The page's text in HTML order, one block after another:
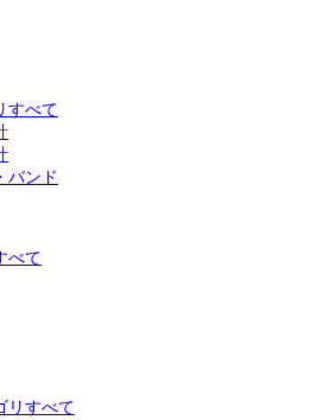
すべて
バンド
べて
リすべて